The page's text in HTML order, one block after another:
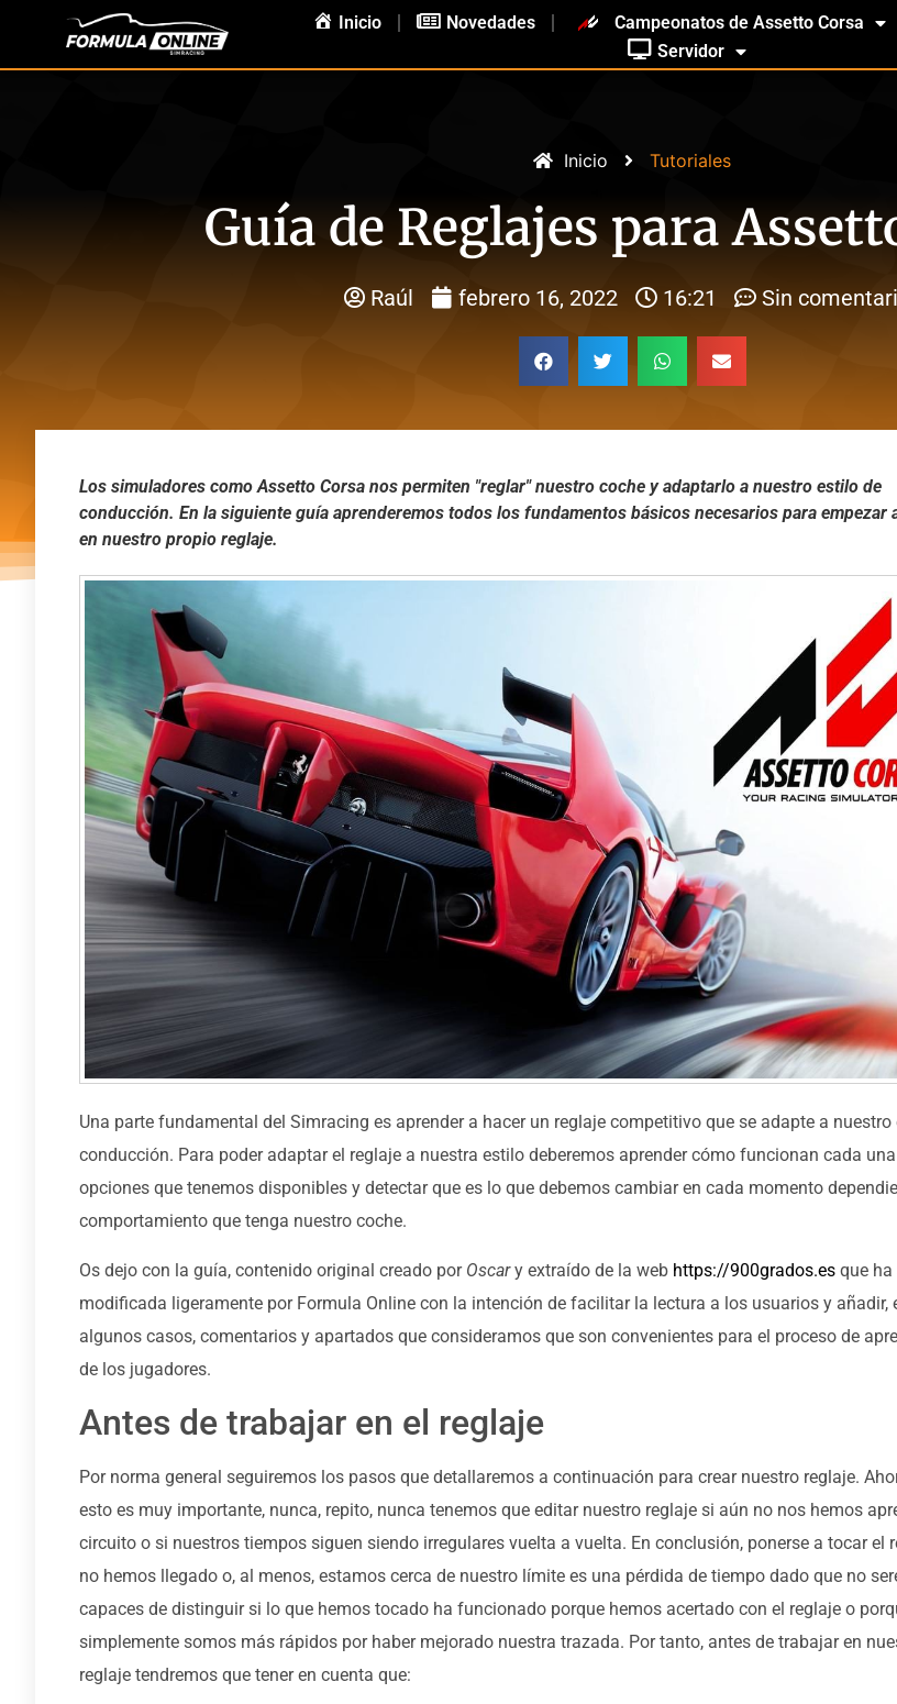
Inicio Novedades Campeonatos de Assetto Corsa
Servidor
Inicio Tutoriales
Guía de Reglajes para
Raúl febrero 16, 2022 16:21 Sin
Los simuladores como Assetto Corsa nos permiten "reglar" nuestro coche y adaptarlo a nuestro estilo de
conducción. En la siguiente guía aprenderemos todos los fundamentos básicos necesarios para empezar
en nuestro propio reglaje.
Una parte fundamental del Simracing es aprender a hacer un reglaje competitivo que se adapte a nuestro
conducción. Para poder adaptar el reglaje a nuestra estilo deberemos aprender cómo funcionan cada
opciones que tenemos disponibles y detectar que es lo que debemos cambiar en cada momento
comportamiento que tenga nuestro coche.
Os dejo con la guía, contenido original creado por Oscary extraído de la web https://900grados.es que
modificada ligeramente por Formula Online con la intención de facilitar la lectura a los usuarios y añadir,
algunos casos, comentarios y apartados que consideramos que son convenientes para el proceso de
de los jugadores.
Antes de trabajar en el reglaje
Por norma general seguiremos los pasos que detallaremos a continuación para crear nuestro reglaje.
esto es muy importante, nunca, repito, nunca tenemos que editar nuestro reglaje si aún no nos hemos
circuito o si nuestros tiempos siguen siendo irregulares vuelta a vuelta. En conclusión, ponerse a tocar el
no hemos llegado o, al menos, estamos cerca de nuestro límite es una pérdida de tiempo dado que no
capaces de distinguir si lo que hemos tocado ha funcionado porque hemos acertado con el reglaje o
simplemente somos más rápidos por haber mejorado nuestra trazada. Por tanto, antes de trabajar en
reglaje tendremos que tener en cuenta que: